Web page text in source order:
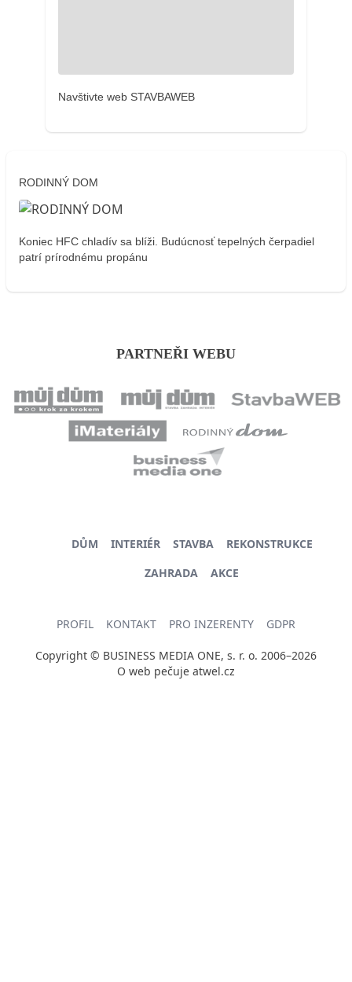
Navštivte web STAVBAWEB
RODINNÝ DOM
Koniec HFC chladív sa blíži. Budúcnosť tepelných čerpadiel
patrí prírodnému propánu
PARTNEŘI WEBU
DŮM INTERIÉR STAVBA
REKONSTRUKCE
ZAHRADA
AKCE
PROFIL KONTAKT PRO INZERENTY GDPR
Copyright © BUSINESS MEDIA ONE, s. r. o. 2006–2026